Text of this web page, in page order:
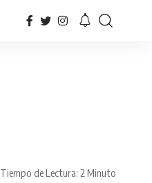
Tiempo de Lectura: 2 Minuto